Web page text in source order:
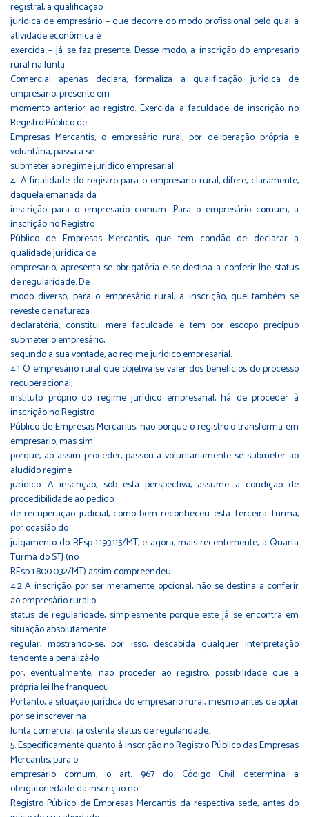
registral, a qualificação
jurídica de empresário – que decorre do modo profissional pelo qual a
atividade econômica é
exercida – já se faz presente. Desse modo, a inscrição do empresário
rural na Junta
Comercial apenas declara, formaliza a qualificação jurídica de
empresário, presente em
momento anterior ao registro. Exercida a faculdade de inscrição no
Registro Público de
Empresas Mercantis, o empresário rural, por deliberação própria e
voluntária, passa a se
submeter ao regime jurídico empresarial.
4. A finalidade do registro para o empresário rural, difere, claramente,
daquela emanada da
inscrição para o empresário comum. Para o empresário comum, a
inscrição no Registro
Público de Empresas Mercantis, que tem condão de declarar a
qualidade jurídica de
empresário, apresenta-se obrigatória e se destina a conferir-lhe status
de regularidade. De
modo diverso, para o empresário rural, a inscrição, que também se
reveste de natureza
declaratória, constitui mera faculdade e tem por escopo precípuo
submeter o empresário,
segundo a sua vontade, ao regime jurídico empresarial.
4.1 O empresário rural que objetiva se valer dos benefícios do processo
recuperacional,
instituto próprio do regime jurídico empresarial, há de proceder à
inscrição no Registro
Público de Empresas Mercantis, não porque o registro o transforma em
empresário, mas sim
porque, ao assim proceder, passou a voluntariamente se submeter ao
aludido regime
jurídico. A inscrição, sob esta perspectiva, assume a condição de
procedibilidade ao pedido
de recuperação judicial, como bem reconheceu esta Terceira Turma,
por ocasião do
julgamento do REsp 1.193.115/MT, e agora, mais recentemente, a Quarta
Turma do STJ (no
REsp 1.800.032/MT) assim compreendeu.
4.2 A inscrição, por ser meramente opcional, não se destina a conferir
ao empresário rural o
status de regularidade, simplesmente porque este já se encontra em
situação absolutamente
regular, mostrando-se, por isso, descabida qualquer interpretação
tendente a penalizá-lo
por, eventualmente, não proceder ao registro, possibilidade que a
própria lei lhe franqueou.
Portanto, a situação jurídica do empresário rural, mesmo antes de optar
por se inscrever na
Junta comercial, já ostenta status de regularidade.
5. Especificamente quanto à inscrição no Registro Público das Empresas
Mercantis, para o
empresário comum, o art. 967 do Código Civil determina a
obrigatoriedade da inscrição no
Registro Público de Empresas Mercantis da respectiva sede, antes do